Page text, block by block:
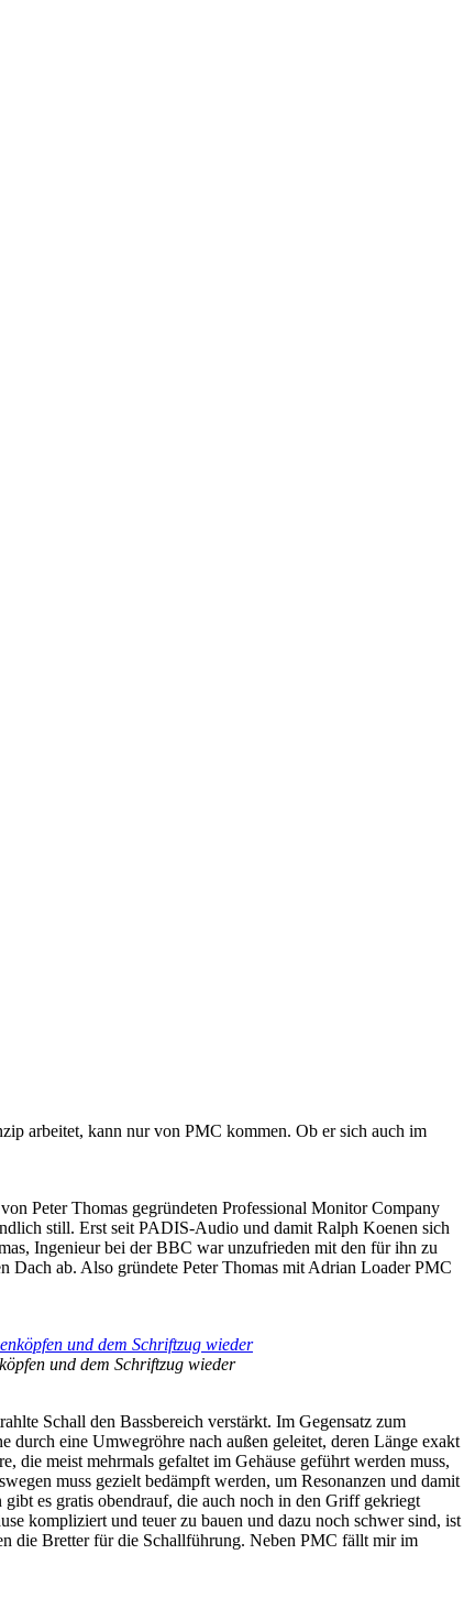
arbeitet, kann nur von PMC kommen. Ob er sich auch im
Peter Thomas gegründeten Professional Monitor Company
still. Erst seit PADIS-Audio und damit Ralph Koenen sich
Ingenieur bei der BBC war unzufrieden mit den für ihn zu
Dach ab. Also gründete Peter Thomas mit Adrian Loader PMC
und dem Schriftzug wieder
Schall den Bassbereich verstärkt. Im Gegensatz zum
eine Umwegröhre nach außen geleitet, deren Länge exakt
die meist mehrmals gefaltet im Gehäuse geführt werden muss,
muss gezielt bedämpft werden, um Resonanzen und damit
es gratis obendrauf, die auch noch in den Griff gekriegt
kompliziert und teuer zu bauen und dazu noch schwer sind, ist
die Bretter für die Schallführung. Neben PMC fällt mir im